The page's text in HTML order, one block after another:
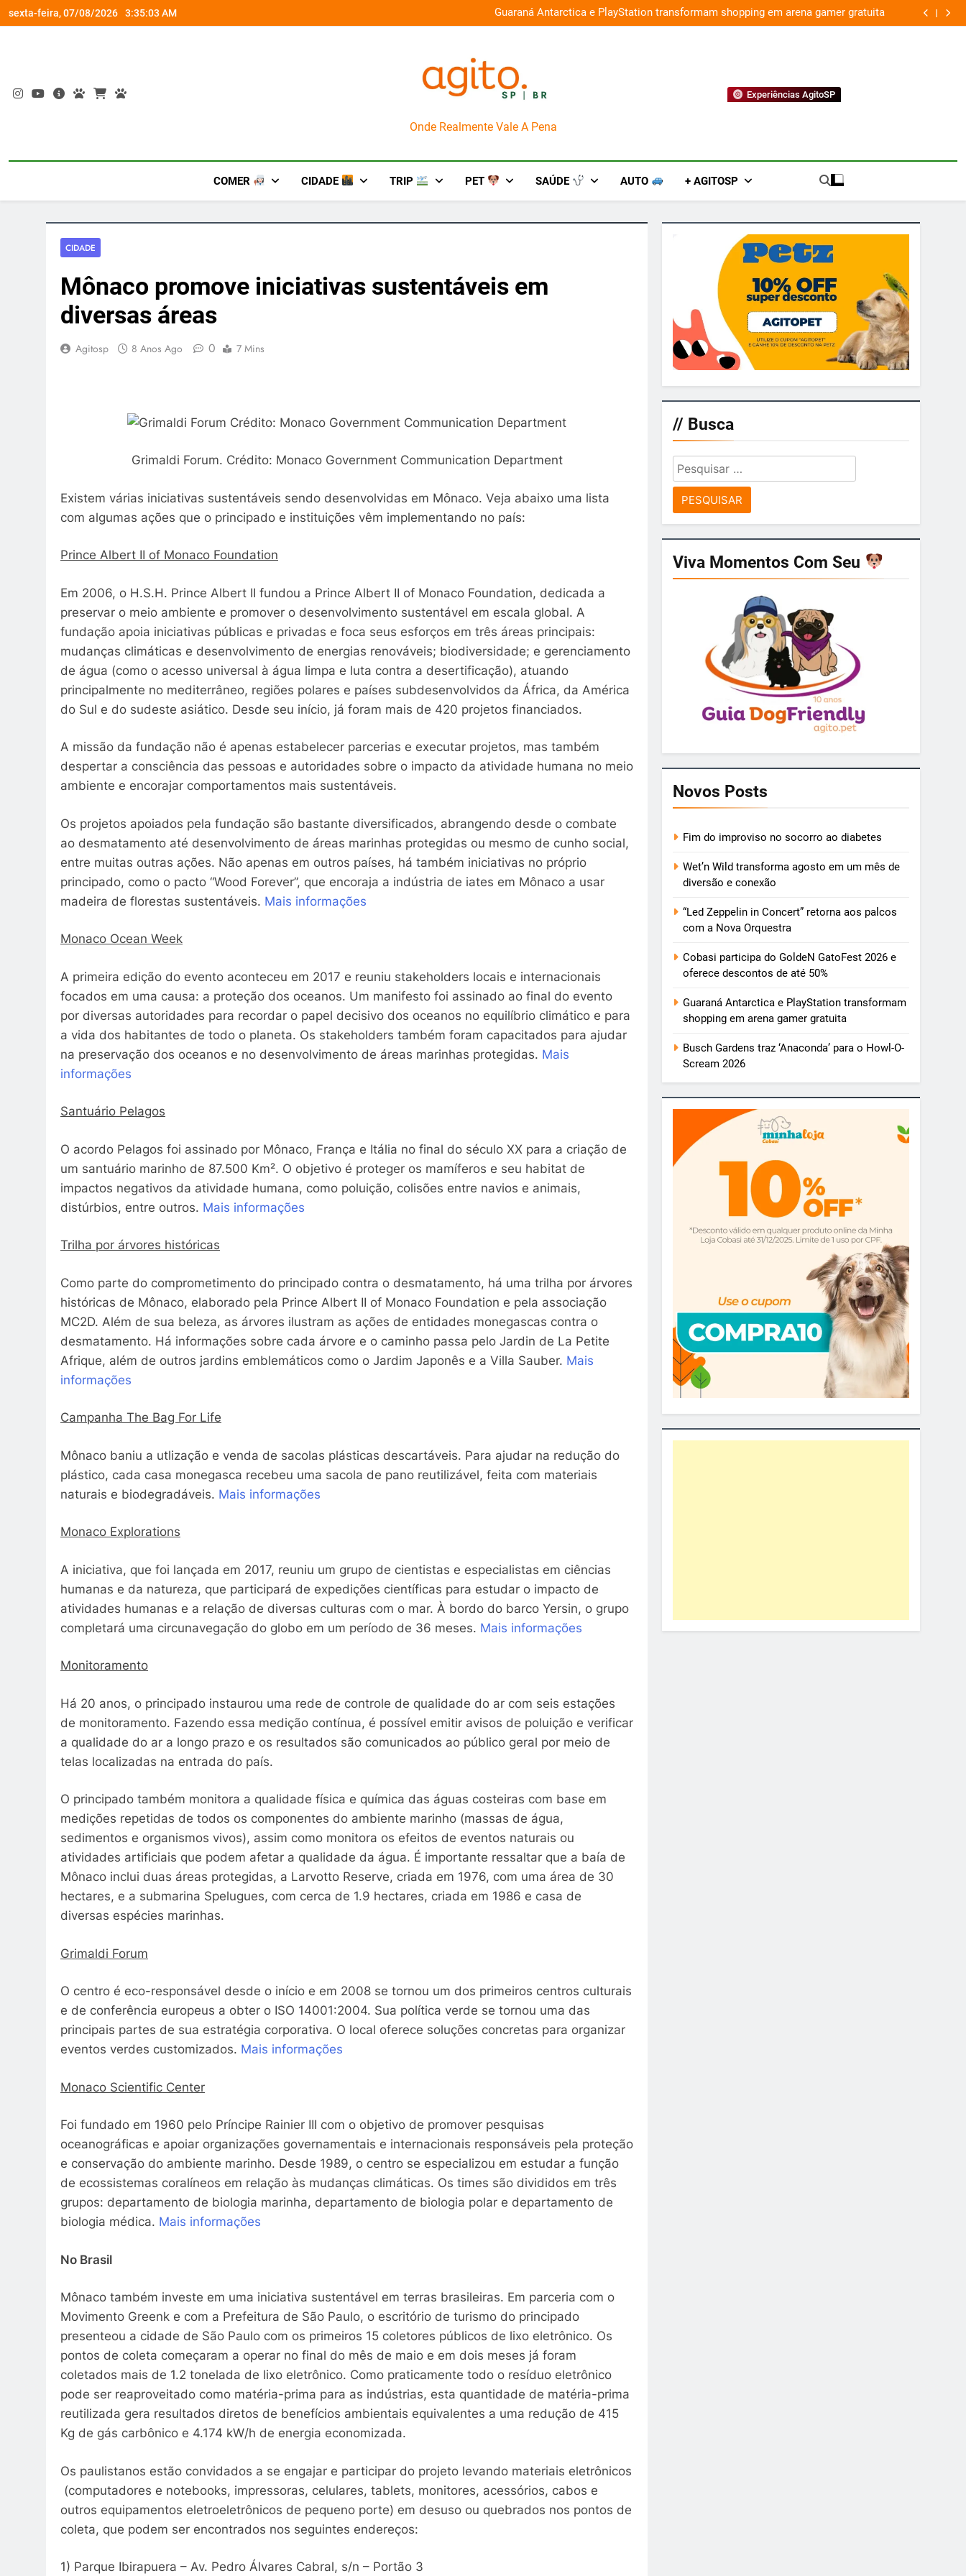
Skip
to
sexta-feira, 07/08/2026 3:35:04 AM
a Nova Orquestra Cobasi participa do GoldeN GatoFest 2026 e oferece descontos de até 50% Guaraná Antarctica e PlayStation transformam shopping em arena gamer gratuita
AgitoSP
Onde Realmente Vale A Pena
Experiências AgitoSP
COMER CIDADE TRIP PET SAÚDE AUTO + AGITOSP
CIDADE
Mônaco promove iniciativas sustentáveis em
diversas áreas
Agitosp 8 Anos Ago 0 7 Mins
Grimaldi Forum. Crédito: Monaco Government Communication Department
Existem várias iniciativas sustentáveis sendo desenvolvidas em Mônaco. Veja abaixo uma lista
com algumas ações que o principado e instituições vêm implementando no país:
Prince Albert II of Monaco Foundation
Em 2006, o H.S.H. Prince Albert II fundou a Prince Albert II of Monaco Foundation, dedicada a
preservar o meio ambiente e promover o desenvolvimento sustentável em escala global. A
fundação apoia iniciativas públicas e privadas e foca seus esforços em três áreas principais:
mudanças climáticas e desenvolvimento de energias renováveis; biodiversidade; e gerenciamento
de água (como o acesso universal à água limpa e luta contra a desertificação), atuando
principalmente no mediterrâneo, regiões polares e países subdesenvolvidos da África, da América
do Sul e do sudeste asiático. Desde seu início, já foram mais de 420 projetos financiados.
A missão da fundação não é apenas estabelecer parcerias e executar projetos, mas também
despertar a consciência das pessoas e autoridades sobre o impacto da atividade humana no meio
ambiente e encorajar comportamentos mais sustentáveis.
Os projetos apoiados pela fundação são bastante diversificados, abrangendo desde o combate
ao desmatamento até desenvolvimento de áreas marinhas protegidas ou mesmo de cunho social,
entre muitas outras ações. Não apenas em outros países, há também iniciativas no próprio
principado, como o pacto “Wood Forever”, que encoraja a indústria de iates em Mônaco a usar
madeira de florestas sustentáveis. Mais informações
Monaco Ocean Week
A primeira edição do evento aconteceu em 2017 e reuniu stakeholders locais e internacionais
focados em uma causa: a proteção dos oceanos. Um manifesto foi assinado ao final do evento
por diversas autoridades para recordar o papel decisivo dos oceanos no equilíbrio climático e para
a vida dos habitantes de todo o planeta. Os stakeholders também foram capacitados para ajudar
na preservação dos oceanos e no desenvolvimento de áreas marinhas protegidas. Mais
informações
Santuário Pelagos
O acordo Pelagos foi assinado por Mônaco, França e Itália no final do século XX para a criação de
um santuário marinho de 87.500 Km². O objetivo é proteger os mamíferos e seu habitat de
impactos negativos da atividade humana, como poluição, colisões entre navios e animais,
distúrbios, entre outros. Mais informações
Trilha por árvores históricas
Como parte do comprometimento do principado contra o desmatamento, há uma trilha por árvores
históricas de Mônaco, elaborado pela Prince Albert II of Monaco Foundation e pela associação
MC2D. Além de sua beleza, as árvores ilustram as ações de entidades monegascas contra o
desmatamento. Há informações sobre cada árvore e o caminho passa pelo Jardin de La Petite
Afrique, além de outros jardins emblemáticos como o Jardim Japonês e a Villa Sauber. Mais
informações
Campanha The Bag For Life
Mônaco baniu a utlização e venda de sacolas plásticas descartáveis. Para ajudar na redução do
plástico, cada casa monegasca recebeu uma sacola de pano reutilizável, feita com materiais
naturais e biodegradáveis. Mais informações
Monaco Explorations
A iniciativa, que foi lançada em 2017, reuniu um grupo de cientistas e especialistas em ciências
humanas e da natureza, que participará de expedições científicas para estudar o impacto de
atividades humanas e a relação de diversas culturas com o mar. À bordo do barco Yersin, o grupo
completará uma circunavegação do globo em um período de 36 meses. Mais informações
Monitoramento
Há 20 anos, o principado instaurou uma rede de controle de qualidade do ar com seis estações
de monitoramento. Fazendo essa medição contínua, é possível emitir avisos de poluição e verificar
a qualidade do ar a longo prazo e os resultados são comunicados ao público geral por meio de
telas localizadas na entrada do país.
O principado também monitora a qualidade física e química das águas costeiras com base em
medições repetidas de todos os componentes do ambiente marinho (massas de água,
sedimentos e organismos vivos), assim como monitora os efeitos de eventos naturais ou
atividades artificiais que podem afetar a qualidade da água. É importante ressaltar que a baía de
Mônaco inclui duas áreas protegidas, a Larvotto Reserve, criada em 1976, com uma área de 30
hectares, e a submarina Spelugues, com cerca de 1.9 hectares, criada em 1986 e casa de
diversas espécies marinhas.
Grimaldi Forum
O centro é eco-responsável desde o início e em 2008 se tornou um dos primeiros centros culturais
e de conferência europeus a obter o ISO 14001:2004. Sua política verde se tornou uma das
principais partes de sua estratégia corporativa. O local oferece soluções concretas para organizar
eventos verdes customizados. Mais informações
Monaco Scientific Center
Foi fundado em 1960 pelo Príncipe Rainier III com o objetivo de promover pesquisas
oceanográficas e apoiar organizações governamentais e internacionais responsáveis pela proteção
e conservação do ambiente marinho. Desde 1989, o centro se especializou em estudar a função
de ecossistemas coralíneos em relação às mudanças climáticas. Os times são divididos em três
grupos: departamento de biologia marinha, departamento de biologia polar e departamento de
biologia médica. Mais informações
No Brasil
Mônaco também investe em uma iniciativa sustentável em terras brasileiras. Em parceria com o
Movimento Greenk e com a Prefeitura de São Paulo, o escritório de turismo do principado
presenteou a cidade de São Paulo com os primeiros 15 coletores públicos de lixo eletrônico. Os
pontos de coleta começaram a operar no final do mês de maio e em dois meses já foram
coletados mais de 1.2 tonelada de lixo eletrônico. Como praticamente todo o resíduo eletrônico
pode ser reaproveitado como matéria-prima para as indústrias, esta quantidade de matéria-prima
reutilizada gera resultados diretos de benefícios ambientais equivalentes a uma redução de 415
Kg de gás carbônico e 4.174 kW/h de energia economizada.
Os paulistanos estão convidados a se engajar e participar do projeto levando materiais eletrônicos
(computadores e notebooks, impressoras, celulares, tablets, monitores, acessórios, cabos e
outros equipamentos eletroeletrônicos de pequeno porte) em desuso ou quebrados nos pontos de
coleta, que podem ser encontrados nos seguintes endereços:
1) Parque Ibirapuera – Av. Pedro Álvares Cabral, s/n – Portão 3
// Busca
Pesquisar
por:
Viva Momentos Com Seu
Novos Posts
Fim do improviso no socorro ao diabetes
Wet’n Wild transforma agosto em um mês de
diversão e conexão
“Led Zeppelin in Concert” retorna aos palcos
com a Nova Orquestra
Cobasi participa do GoldeN GatoFest 2026 e
oferece descontos de até 50%
Guaraná Antarctica e PlayStation transformam
shopping em arena gamer gratuita
Busch Gardens traz ‘Anaconda’ para o Howl-O-
Scream 2026